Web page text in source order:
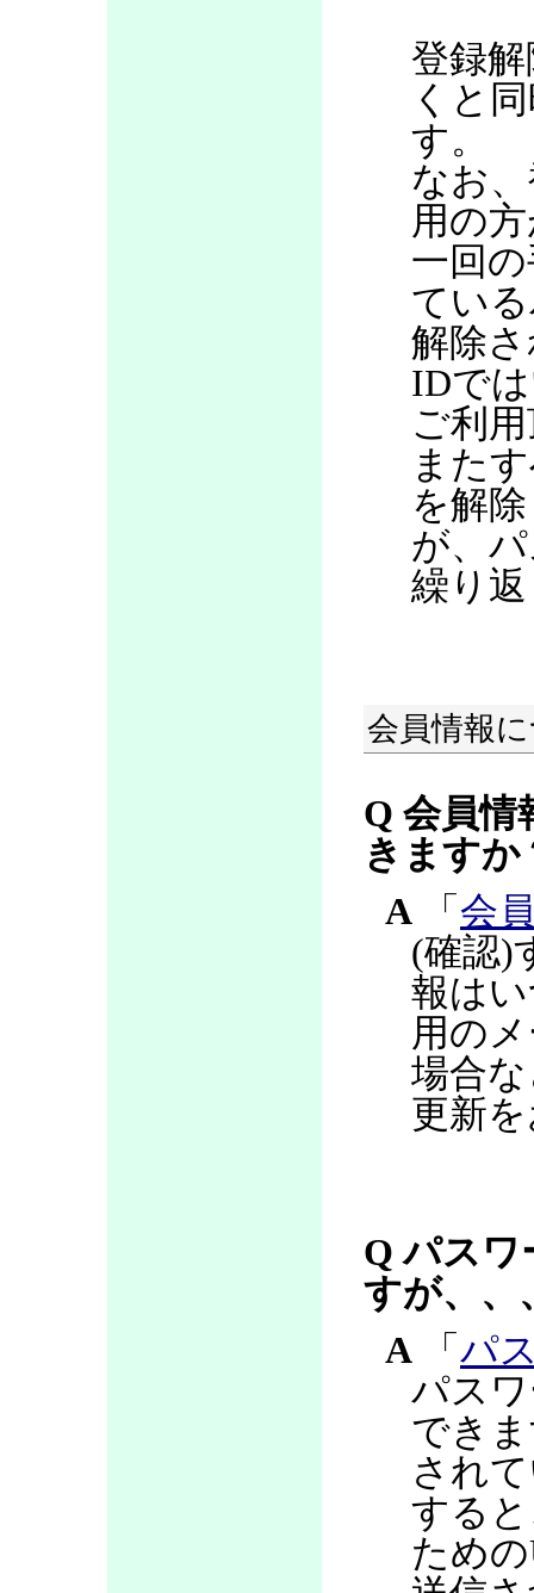
登録
くと
す。
なお
用の
一回
てい
解除
IDで
ご利
また
を解
が、
繰り
会員情報
Q 会員情
きますか
A 「 会
(確認)
報は
用の
場合
更新
Q パスワ
すが、、
A 「 パ
パス
でき
され
する
ため